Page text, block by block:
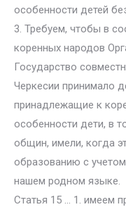
особенности детей
3. Требуем, чтобы в
коренных народов
Государство
Черкесии принимало
принадлежащие к
особенности дети, в
общин, имели, когда
образованию с
нашем родном языке.
Статья 15 … 1. имеем